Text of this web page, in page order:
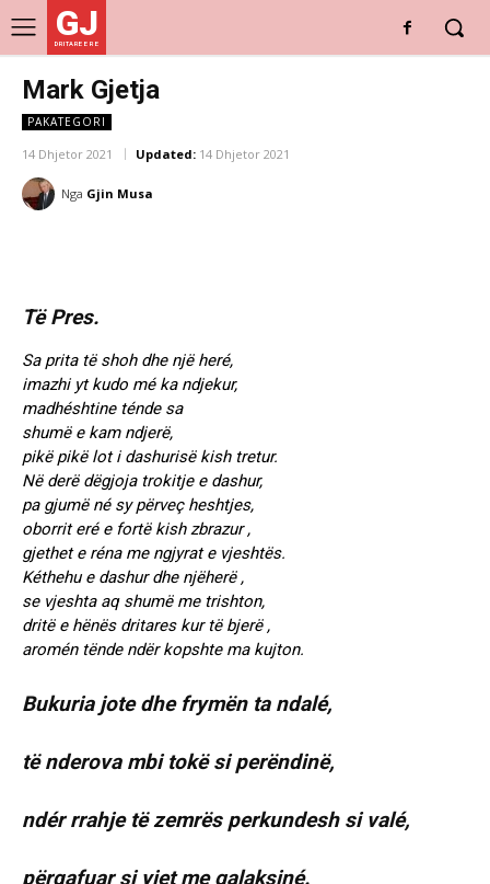
GJ
DRITARE E RE
Mark Gjetja
PAKATEGORI
14 Dhjetor 2021 Updated: 14 Dhjetor 2021
Nga Gjin Musa
Të Pres.
Sa prita të shoh dhe një heré,
imazhi yt kudo mé ka ndjekur,
madhéshtine ténde sa
shumë e kam ndjerë,
pikë pikë lot i dashurisë kish tretur.
Në derë dëgjoja trokitje e dashur,
pa gjumë né sy përveç heshtjes,
oborrit eré e fortë kish zbrazur ,
gjethet e réna me ngjyrat e vjeshtës.
Kéthehu e dashur dhe njëherë ,
se vjeshta aq shumë me trishton,
dritë e hënës dritares kur të bjerë ,
aromén tënde ndër kopshte ma kujton.
Bukuria jote dhe frymën ta ndalé,
të nderova mbi tokë si perëndinë,
ndér rrahje të zemrës perkundesh si valé,
përqafuar si yjet me galaksiné.